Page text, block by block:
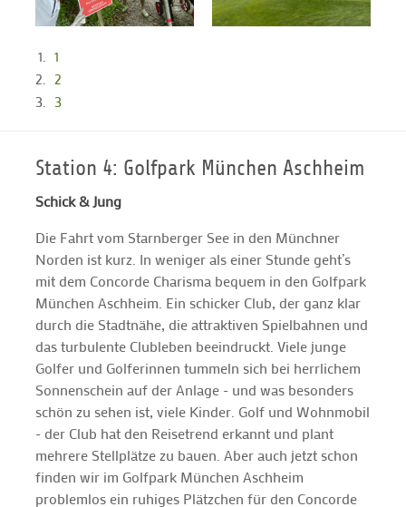
1
2
3
Station 4: Golfpark München Aschheim
Schick & Jung
Die Fahrt vom Starnberger See in den Münchner
Norden ist kurz. In weniger als einer Stunde geht’s
mit dem Concorde Charisma bequem in den Golfpark
München Aschheim. Ein schicker Club, der ganz klar
durch die Stadtnähe, die attraktiven Spielbahnen und
das turbulente Clubleben beeindruckt. Viele junge
Golfer und Golferinnen tummeln sich bei herrlichem
Sonnenschein auf der Anlage - und was besonders
schön zu sehen ist, viele Kinder. Golf und Wohnmobil
- der Club hat den Reisetrend erkannt und plant
mehrere Stellplätze zu bauen. Aber auch jetzt schon
finden wir im Golfpark München Aschheim
problemlos ein ruhiges Plätzchen für den Concorde